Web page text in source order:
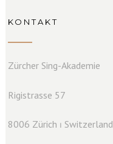
KONTAKT
Zürcher Sing-Akademie
Rigistrasse 57
8006 Zürich ⏐ Switzerland